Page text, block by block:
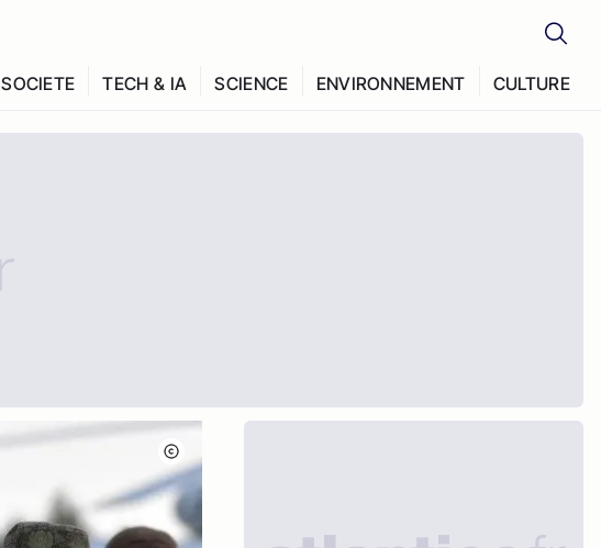
SOCIETE TECH & IA SCIENCE ENVIRONNEMENT CULTURE